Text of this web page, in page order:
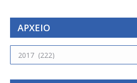
ΑΡΧΕΙΟ
ΑΡΧΕΙΟ